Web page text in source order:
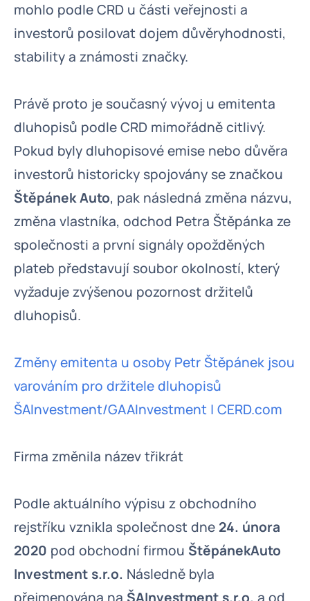
mohlo podle CRD u části veřejnosti a
investorů posilovat dojem důvěryhodnosti,
stability a známosti značky.
Právě proto je současný vývoj u emitenta
dluhopisů podle CRD mimořádně citlivý.
Pokud byly dluhopisové emise nebo důvěra
investorů historicky spojovány se značkou
Štěpánek Auto, pak následná změna názvu,
změna vlastníka, odchod Petra Štěpánka ze
společnosti a první signály opožděných
plateb představují soubor okolností, který
vyžaduje zvýšenou pozornost držitelů
dluhopisů.
Změny emitenta u osoby Petr Štěpánek jsou
varováním pro držitele dluhopisů
ŠAInvestment/GAAInvestment | CERD.com
Firma změnila název třikrát
Podle aktuálního výpisu z obchodního
rejstříku vznikla společnost dne 24. února
2020 pod obchodní firmou ŠtěpánekAuto
Investment s.r.o. Následně byla